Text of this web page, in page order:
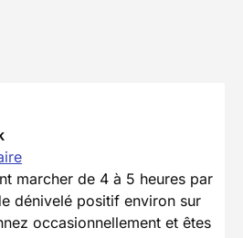
marcher de 4 à 5 heures par
dénivelé positif environ sur
occasionnellement et êtes